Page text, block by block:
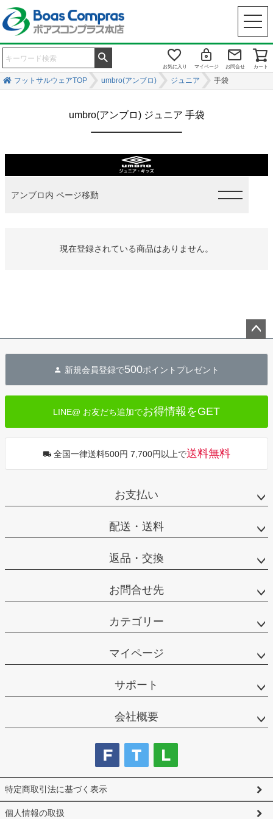
お気に入り マイページ お問合せ カート
フットサルウェアTOP umbro(アンブロ) ジュニア 手袋
umbro(アンブロ) ジュニア 手袋
アンブロ内 ページ移動
現在登録されている商品はありません。
へ
新規会員登録で500ポイントプレゼント
LINE@ お友だち追加でお得情報をGET
全国一律送料500円 7,700円以上で送料無料
お支払い
配送・送料
返品・交換
お問合せ先
カテゴリー
マイページ
サポート
会社概要
特定商取引法に基づく表示
個人情報の取扱